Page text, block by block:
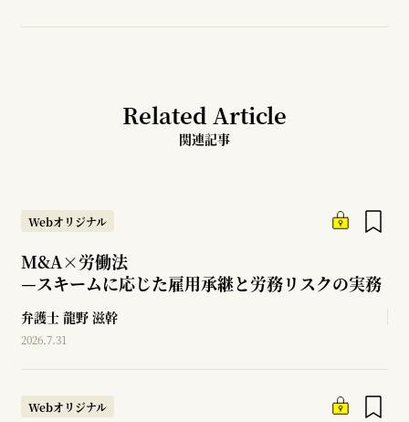
Related Article
関連記事
Webオリジナル
M&A×労働法
—スキームに応じた雇用承継と労務リスクの実務
弁護士 龍野 滋幹
2026.7.31
Webオリジナル